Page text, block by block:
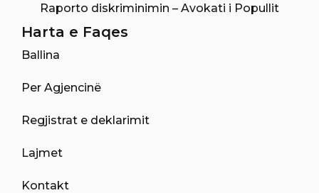
Raporto diskriminimin – Avokati i Popullit
Harta e Faqes
Ballina
Per Agjencinë
Regjistrat e deklarimit
Lajmet
Kontakt